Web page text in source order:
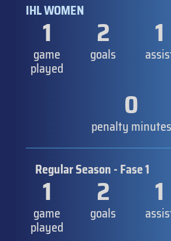
IHL WOMEN
1
game
played
2
goals
1
0
penalty minutes
Regular Season - Fase 1
1
game
played
2
goals
1